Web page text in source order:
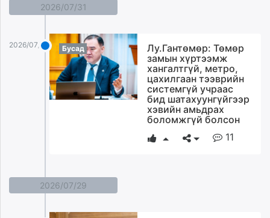
2026/07/31
2026/07/31 Бусад
Лу.Гантөмөр: Төмөр
замын хүртээмж
хангалтгүй, метро,
цахилгаан тээврийн
системгүй учраас
бид шатахуунгүйгээр
хэвийн амьдрах
боломжгүй болсон
11
2026/07/29